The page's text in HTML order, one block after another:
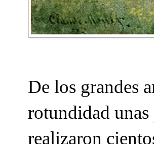
De los grandes
rotundidad unas
realizaron